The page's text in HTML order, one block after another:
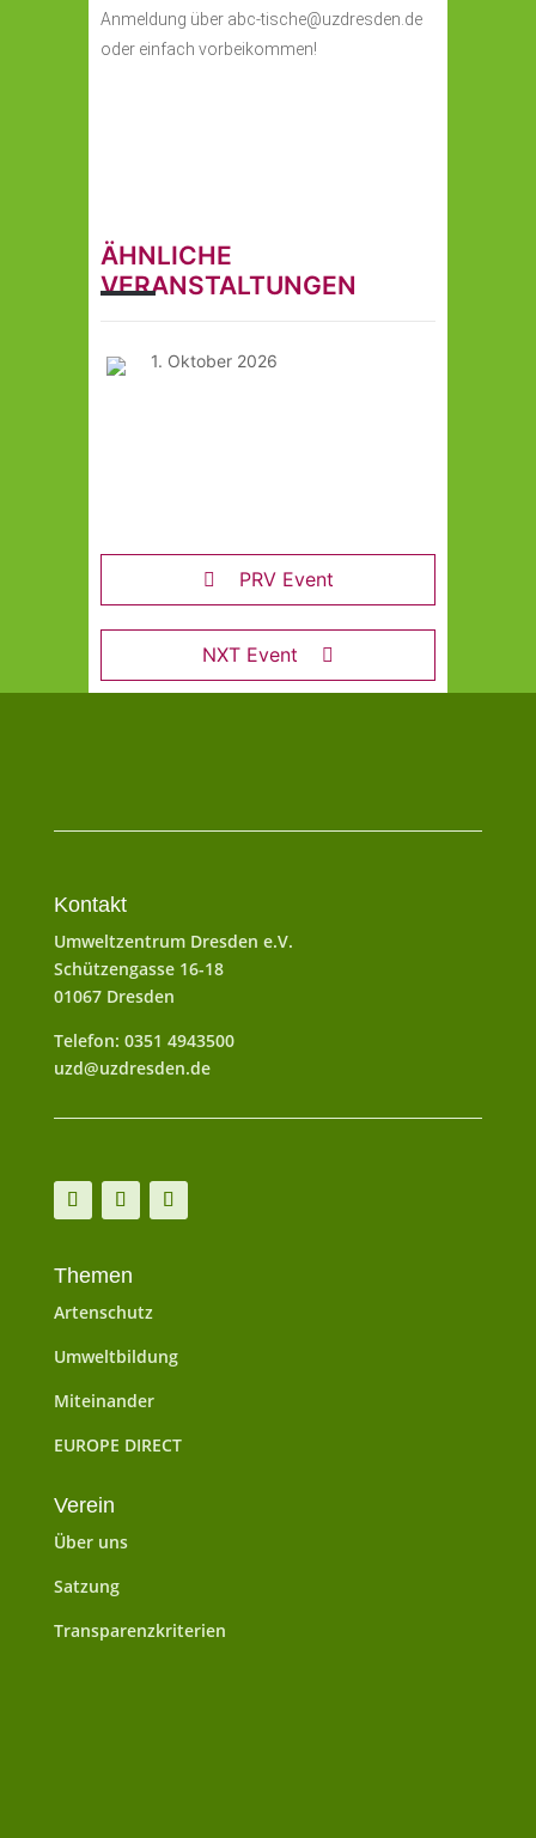
Anmeldung über abc-tische@uzdresden.de
oder einfach vorbeikommen!
ÄHNLICHE
VERANSTALTUNGEN
1. Oktober 2026
PRV Event
NXT Event
Kontakt
Umweltzentrum Dresden e.V.
Schützengasse 16-18
01067 Dresden
Telefon: 0351 4943500
uzd@uzdresden.de
Themen
Artenschutz
Umweltbildung
Miteinander
EUROPE DIRECT
Verein
Über uns
Satzung
Transparenzkriterien